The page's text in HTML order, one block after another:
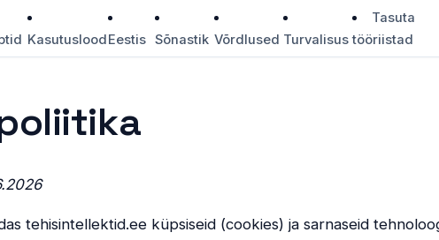
KasutusloodEestis Sõnastik Võrdlused Turvalisus
Tasuta
tööriistad
tehisintellektid.ee küpsiseid (cookies) ja sarnaseid